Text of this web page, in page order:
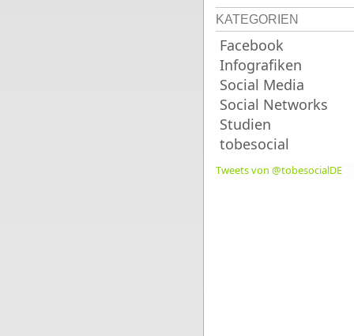
KATEGORIEN
Facebook
Infografiken
Social Media
Social Networks
Studien
tobesocial
Tweets von @tobesocialDE